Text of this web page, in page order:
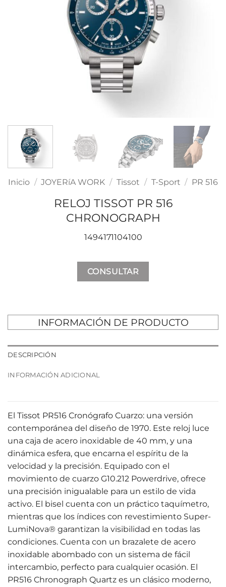
Inicio / JOYERíA WORK / Tissot / T-Sport / PR 516
RELOJ TISSOT PR 516
CHRONOGRAPH
1494171104100
CONSULTAR
INFORMACIÓN DE PRODUCTO
DESCRIPCIÓN
INFORMACIÓN ADICIONAL
El Tissot PR516 Cronógrafo Cuarzo: una versión
contemporánea del diseño de 1970. Este reloj luce
una caja de acero inoxidable de 40 mm, y una
dinámica esfera, que encarna el espíritu de la
velocidad y la precisión. Equipado con el
movimiento de cuarzo G10.212 Powerdrive, ofrece
una precisión inigualable para un estilo de vida
activo. El bisel cuenta con un práctico taquímetro,
mientras que los índices con revestimiento Super-
LumiNova®️ garantizan la visibilidad en todas las
condiciones. Cuenta con un brazalete de acero
inoxidable abombado con un sistema de fácil
intercambio, perfecto para cualquier ocasión. El
PR516 Chronograph Quartz es un clásico moderno,